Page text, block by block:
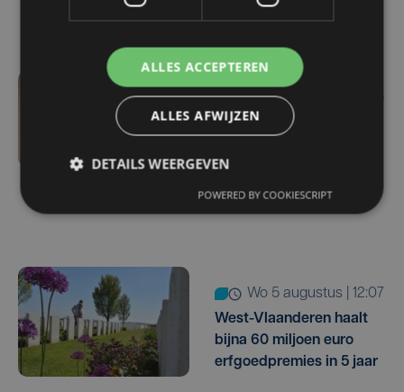
wo 5 augustus | 16:55
Geen plaats in de
meer kinderen belanden
dan eerst in het
wo 5 augustus | 12:07
West-Vlaanderen haalt
bijna 60 miljoen euro
erfgoedpremies in 5 jaar
ALLES ACCEPTEREN
ALLES AFWIJZEN
DETAILS WEERGEVEN
POWERED BY COOKIESCRIPT